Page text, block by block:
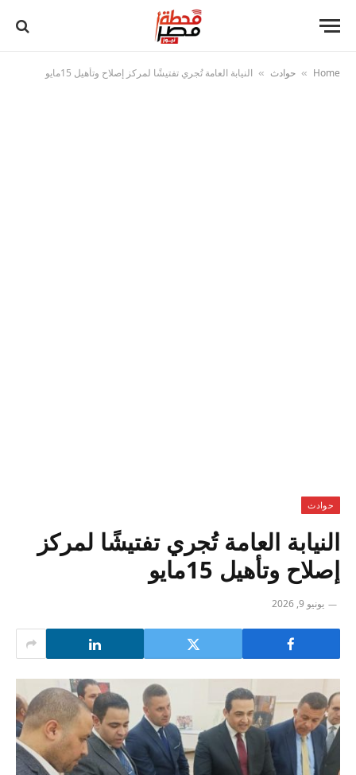
Home
» حوادث » النيابة العامة تُجري تفتيشًا لمركز إصلاح وتأهيل 15مايو
حوادث
النيابة العامة تُجري تفتيشًا لمركز
إصلاح وتأهيل 15مايو
يونيو 9, 2026